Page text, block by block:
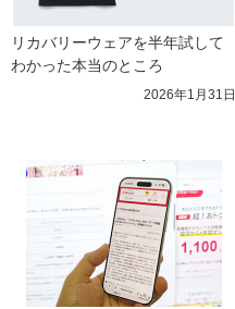
リカバリーウェアを半年試して
わかった本当のところ
2026年1月31日